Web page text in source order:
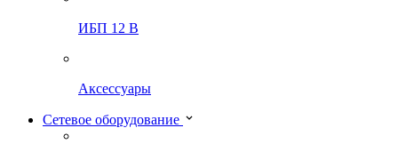
ИБП 12 В
Аксессуары
Сетевое оборудование